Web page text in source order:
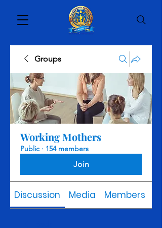
Groups
Working Mothers
Public · 154 members
Join
Discussion Media Members